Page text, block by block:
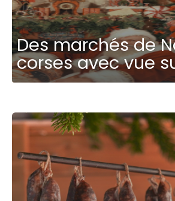
Des marchés de
corses avec vue